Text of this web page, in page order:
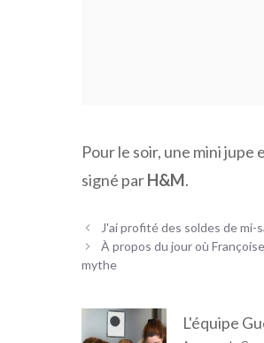
Pour le soir, une mini
signé parH&M.
J'ai profité des soldes de mi-
À propos du jour où
mythe
L'équipe